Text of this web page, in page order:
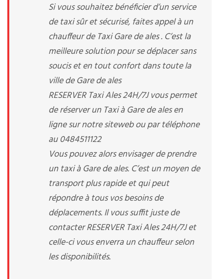
Si vous souhaitez bénéficier d’un service
de taxi sûr et sécurisé, faites appel à un
chauffeur de Taxi Gare de ales . C’est la
meilleure solution pour se déplacer sans
soucis et en tout confort dans toute la
ville de Gare de ales
RESERVER Taxi Ales 24H/7J vous permet
de réserver un Taxi à Gare de ales en
ligne sur notre siteweb ou par téléphone
au 0484511122
Vous pouvez alors envisager de prendre
un taxi à Gare de ales. C’est un moyen de
transport plus rapide et qui peut
répondre à tous vos besoins de
déplacements. Il vous suffit juste de
contacter RESERVER Taxi Ales 24H/7J et
celle-ci vous enverra un chauffeur selon
les disponibilités.